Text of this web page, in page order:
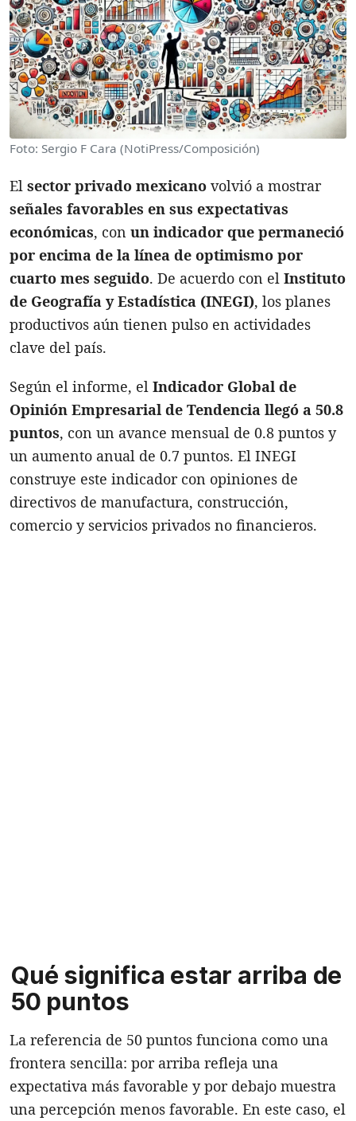
Foto: Sergio F Cara (NotiPress/Composición)
El sector privado mexicano volvió a mostrar
señales favorables en sus expectativas
económicas, con un indicador que permaneció
por encima de la línea de optimismo por
cuarto mes seguido. De acuerdo con el Instituto
de Geografía y Estadística (INEGI), los planes
productivos aún tienen pulso en actividades
clave del país.
Según el informe, el Indicador Global de
Opinión Empresarial de Tendencia llegó a 50.8
puntos, con un avance mensual de 0.8 puntos y
un aumento anual de 0.7 puntos. El INEGI
construye este indicador con opiniones de
directivos de manufactura, construcción,
comercio y servicios privados no financieros.
Qué significa estar arriba de
50 puntos
La referencia de 50 puntos funciona como una
frontera sencilla: por arriba refleja una
expectativa más favorable y por debajo muestra
una percepción menos favorable. En este caso, el